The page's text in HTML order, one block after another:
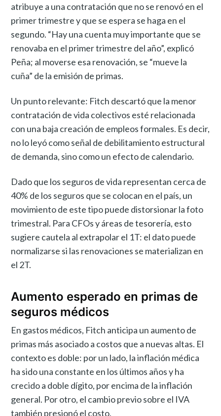
atribuye a una contratación que no se renovó en el
primer trimestre y que se espera se haga en el
segundo. “Hay una cuenta muy importante que se
renovaba en el primer trimestre del año”, explicó
Peña; al moverse esa renovación, se “mueve la
cuña” de la emisión de primas.
Un punto relevante: Fitch descartó que la menor
contratación de vida colectivos esté relacionada
con una baja creación de empleos formales. Es decir,
no lo leyó como señal de debilitamiento estructural
de demanda, sino como un efecto de calendario.
Dado que los seguros de vida representan cerca de
40% de los seguros que se colocan en el país, un
movimiento de este tipo puede distorsionar la foto
trimestral. Para CFOs y áreas de tesorería, esto
sugiere cautela al extrapolar el 1T: el dato puede
normalizarse si las renovaciones se materializan en
el 2T.
Aumento esperado en primas de
seguros médicos
En gastos médicos, Fitch anticipa un aumento de
primas más asociado a costos que a nuevas altas. El
contexto es doble: por un lado, la inflación médica
ha sido una constante en los últimos años y ha
crecido a doble dígito, por encima de la inflación
general. Por otro, el cambio previo sobre el IVA
también presionó el costo.